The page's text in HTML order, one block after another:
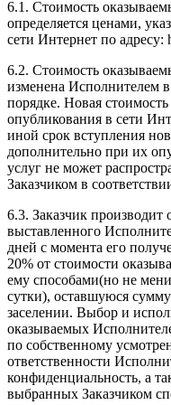
6.1. Стоимость
определяется ценами,
сети Интернет по адресу:
6.2. Стоимость
изменена Исполнителем
порядке. Новая
опубликования в сети
иной срок вступления
дополнительно при их
услуг не может
Заказчиком в
6.3. Заказчик производит
выставленного
дней с момента его
20% от стоимости
ему способами(но не
сутки), оставшуюся
заселении. Выбор и
оказываемых
по собственному
ответственности
конфиденциальность, а
выбранных Заказчиком